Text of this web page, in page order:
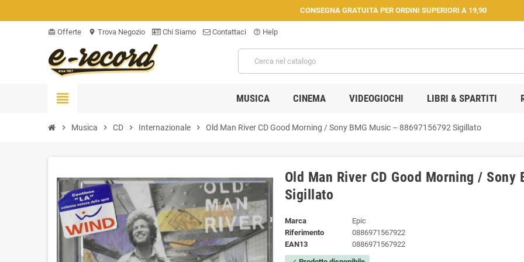
CONSEGNA GRATUITA PER ORDINI SUPERIORI A 19,90
card_giftcard Offerte location_on Trova Negozio Chi Siamo Contattaci help_outline Help
view_headline MUSICA CINEMA VIDEOGIOCHI LIBRI & SPARTITI
chevron_right Musica chevron_right CD chevron_right Internazionale chevron_right Old Man River CD Good Morning / Sony BMG Music – 88697156792 Sigillato
Old Man River CD Good Morning / Sony
Sigillato
Marca
Epic
Riferimento
0886971567922
EAN13
0886971567922